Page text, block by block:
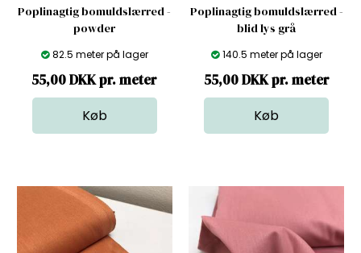
Poplinagtig bomuldslærred -
powder
82.5 meter på lager
55,00 DKK pr. meter
Poplinagtig bomuldslærred -
blid lys grå
140.5 meter på lager
55,00 DKK pr. meter